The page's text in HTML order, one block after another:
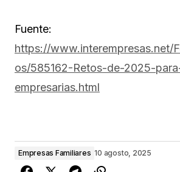
Fuente:
https://www.interempresas.net/
os/585162-Retos-de-2025-
empresarias.html
Empresas Familiares 10 agosto, 2025